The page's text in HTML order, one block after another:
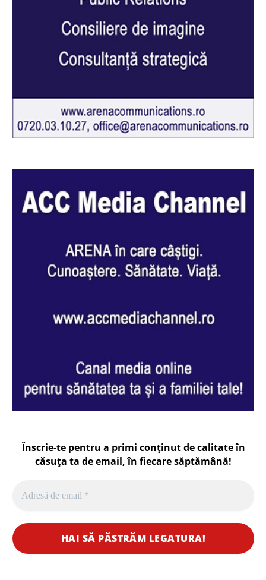
Înscrie-te pentru a primi conținut de calitate în
căsuța ta de email, în fiecaresăptămână!